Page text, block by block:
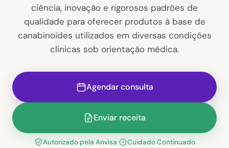
ciência, inovação e rigorosos padrões de
qualidade para oferecer produtos à base de
canabinoides utilizados em diversas condições
clínicas sob orientação médica.
Agendar consulta
Enviar receita
Autorizado pela Anvisa· Cuidado Continuado